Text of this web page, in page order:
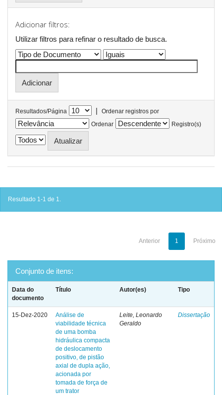
Adicionar filtros:
Utilizar filtros para refinar o resultado de busca.
Resultados/Página |
Ordenar registros por
Ordenar
Registro(s)
Resultado 1-1 de 1.
Anterior 1 Próximo
Conjunto de itens:
Data do
documento
Título Autor(es) Tipo
15-Dez-2020
Análise de
viabilidade técnica
de uma bomba
hidráulica compacta
de deslocamento
positivo, de pistão
axial de dupla ação,
acionada por
tomada de força de
um trator
Leite, Leonardo
Geraldo
Dissertação